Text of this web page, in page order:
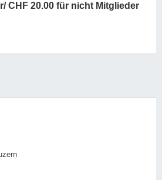
CHF 20.00 für nicht Mitglieder